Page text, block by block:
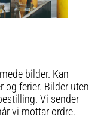
bilder. Kan
og ferier. Bilder uten
Vi sender
vi mottar ordre.